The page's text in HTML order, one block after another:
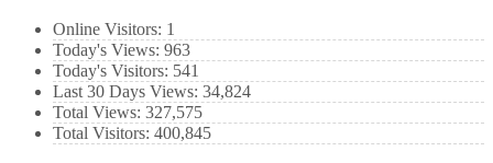
Online Visitors: 1
Today's Views: 963
Today's Visitors: 541
Last 30 Days Views: 34,824
Total Views: 327,575
Total Visitors: 400,845